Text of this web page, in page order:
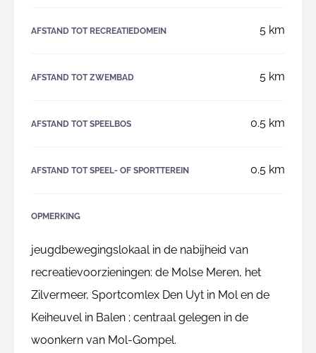
AFSTAND TOT RECREATIEDOMEIN 5 km
AFSTAND TOT ZWEMBAD 5 km
AFSTAND TOT SPEELBOS 0.5 km
AFSTAND TOT SPEEL- OF SPORTTEREIN 0.5 km
OPMERKING
jeugdbewegingslokaal in de nabijheid van
recreatievoorzieningen: de Molse Meren, het
Zilvermeer, Sportcomlex Den Uyt in Mol en de
Keiheuvel in Balen ; centraal gelegen in de
woonkern van Mol-Gompel.